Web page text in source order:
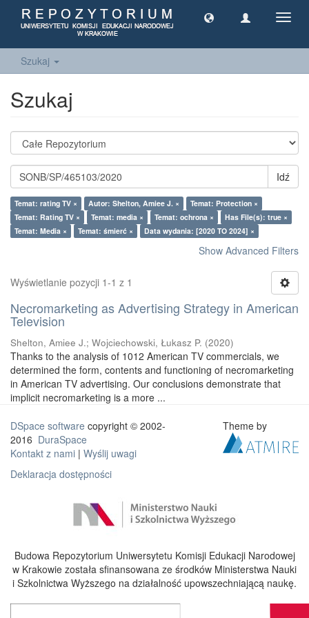
Szukaj
Szukaj
Idź
Temat: rating TV × Autor: Shelton, Amiee J. ×
Temat: Protection ×
Temat: Rating TV ×
Temat: media × Temat: ochrona ×
Has File(s): true ×
Temat: Media ×
Temat: śmierć × Data wydania: [2020 TO 2024] ×
Show Advanced Filters
Wyświetlanie pozycji 1-1 z 1
Necromarketing as Advertising Strategy in American
Television
Shelton, Amiee J.; Wojciechowski, Łukasz P. (2020)
Thanks to the analysis of 1012 American TV commercials, we
determined the form, contents and functioning of necromarketing
in American TV advertising. Our conclusions demonstrate that
implicit necromarketing is a more ...
DSpace software copyright © 2002-
2016 DuraSpace
Kontakt z nami | Wyślij uwagi
Deklaracja dostępności
Theme by
Budowa Repozytorium Uniwersytetu Komisji Edukacji Narodowej
w Krakowie została sfinansowana ze środków Ministerstwa Nauki
i Szkolnictwa Wyższego na działalność upowszechniającą naukę.